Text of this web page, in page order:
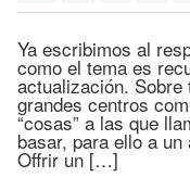
Ya escribimos al
como el tema es
actualización. Sobre
grandes centros
“cosas” a las que
basar, para ello a
Offrir un […]